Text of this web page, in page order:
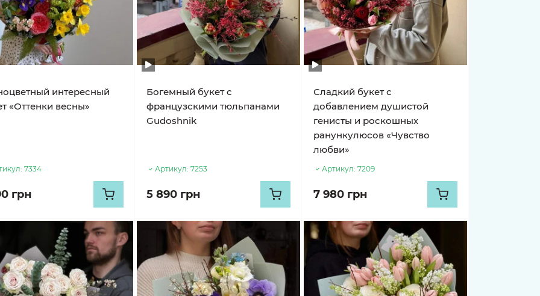
интересный
«Оттенки весны»
7334
грн
Богемный букет с
французскими тюльпанами
Gudoshnik
Артикул: 7253
5 890 грн
Сладкий букет с
добавлением душистой
генисты и роскошных
ранункулюсов «Чувство
любви»
Артикул: 7209
7 980 грн